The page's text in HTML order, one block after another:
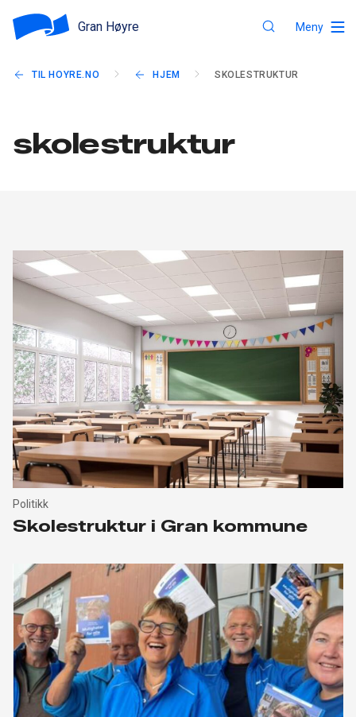
Gran Høyre Meny
TIL HOYRE.NO HJEM SKOLESTRUKTUR
skolestruktur
Politikk
Skolestruktur i Gran kommune